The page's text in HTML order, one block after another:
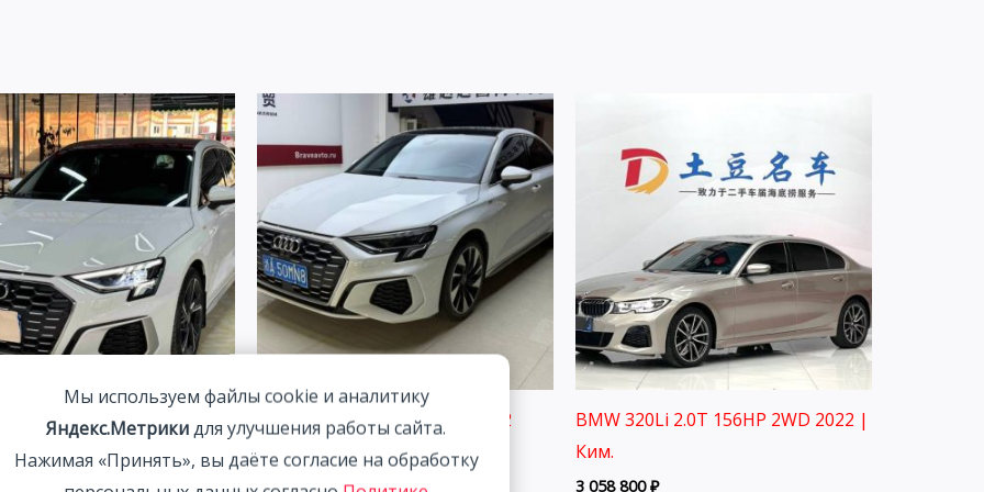
1.4T 150HP 2WD 2022 |
Арт. CA4282
Audi A3L 1.4L 150HP 2WD 2022
2 511 800₽
BMW 320Li 2.0T 156HP 2WD 2022 |
Ким.
3 058 800₽
Мы используем файлы cookie и аналитику
Яндекс.Метрикидля улучшения работы сайта.
Нажимая «Принять», вы даёте согласие на обработку